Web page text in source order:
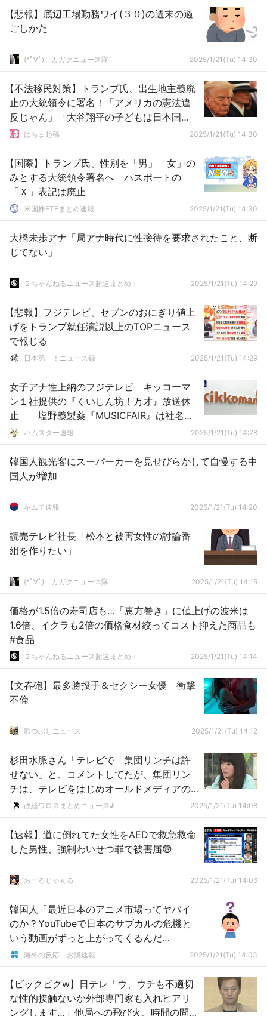
【悲報】底辺工場勤務ワイ(３０)の週末の過
ごしかた
(*ﾟ∀ﾟ)ゞカガクニュース隊 2025/1/21(Tu) 14:30
【不法移民対策】トランプ氏、出生地主義廃
止の大統領令に署名！「アメリカの憲法違
反じゃん」「大谷翔平の子どもは日本国
籍？」はちま起稿 2025/1/21(Tu) 14:30
【国際】トランプ氏、性別を「男」「女」の
みとする大統領令署名へ パスポートの
「Ｘ」表記は廃止
米国株ETFまとめ速報 2025/1/21(Tu) 14:30
大橋未歩アナ「局アナ時代に性接待を要求されたこと、断
じてない」
２ちゃんねるニュース超速まとめ＋ 2025/1/21(Tu) 14:29
【悲報】フジテレビ、セブンのおにぎり値上
げをトランプ就任演説以上のTOPニュース
で報じる
日本第一！ニュース録 2025/1/21(Tu) 14:29
女子アナ性上納のフジテレビ キッコーマ
ン１社提供の『くいしん坊！万才』放送休
止 塩野義製薬『MUSICFAIR』は社名削
除を検討
ハムスター速報 2025/1/21(Tu) 14:28
韓国人観光客にスーパーカーを見せびらかして自慢する中
国人が増加
キムチ速報 2025/1/21(Tu) 14:20
読売テレビ社長「松本と被害女性の討論番
組を作りたい」
(*ﾟ∀ﾟ)ゞカガクニュース隊 2025/1/21(Tu) 14:15
価格が1.5倍の寿司店も…「恵方巻き」に値上げの波米は
1.6倍、イクラも2倍の価格食材絞ってコスト抑えた商品も
#食品
２ちゃんねるニュース超速まとめ＋ 2025/1/21(Tu) 14:14
【文春砲】最多勝投手＆セクシー女優 衝撃
不倫
暇つぶしニュース 2025/1/21(Tu) 14:12
杉田水脈さん「テレビで「集団リンチは許
せない」と、コメントしてたが、集団リン
チは、テレビをはじめオールドメディアの
「お家芸」でしょう！？」ｗｗｗｗｗｗｗ
政経ワロスまとめニュース♪ 2025/1/21(Tu) 14:08
【速報】道に倒れてた女性をAEDで救急救命
した男性、強制わいせつ罪で被害届😨
おーるじゃんる 2025/1/21(Tu) 14:06
韓国人「最近日本のアニメ市場ってヤバイ
のか？YouTubeで日本のサブカルの危機と
いう動画がずっと上がってくるんだ
が・・・」
海外の反応 お隣速報 2025/1/21(Tu) 14:03
【ビックビクw】日テレ「ウ、ウチも不適切
な性的接触ないか外部専門家も入れヒアリ
ングします…」他局への飛び火、時間の問題